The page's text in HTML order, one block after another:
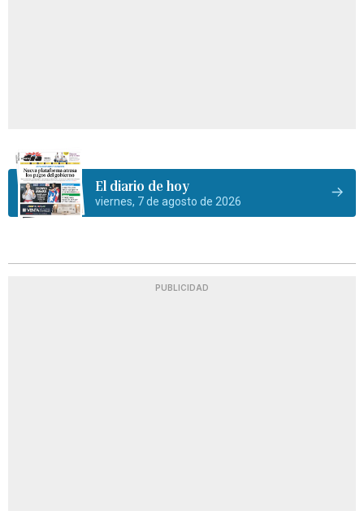
El diario de hoy
viernes, 7 de agosto de 2026
PUBLICIDAD